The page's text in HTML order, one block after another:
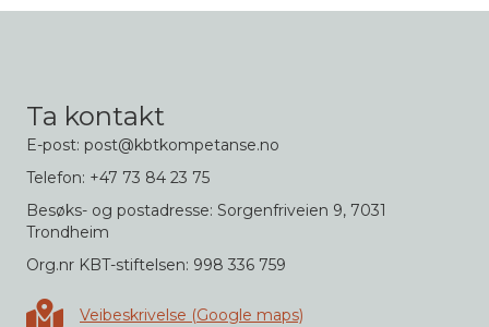
Ta kontakt
E-post: post@kbtkompetanse.no
Telefon: +47 73 84 23 75
Besøks- og postadresse: Sorgenfriveien 9, 7031
Trondheim
Org.nr KBT-stiftelsen: 998 336 759
Veibeskrivelse i Google maps
Veibeskrivelse (Google maps)